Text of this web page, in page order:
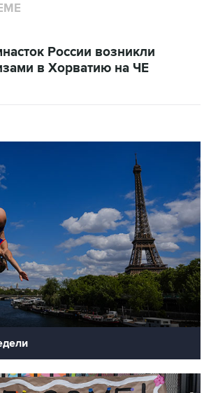
России возникли
в Хорватию на ЧЕ